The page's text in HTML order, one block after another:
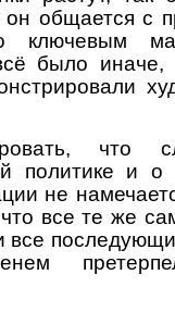
общается с
ключевым
было
что
политике и о
не
все те же